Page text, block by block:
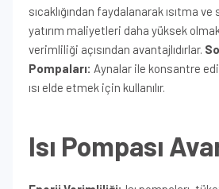
sıcaklığından faydalanarak ısıtma
yatırım maliyetleri daha yüksek
verimliliği açısından avantajlıdırlar.
Pompaları: Aynalar ile konsantre
ısı elde etmek için kullanılır.
Isı Pompası